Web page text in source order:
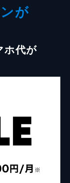
が
ホ代が